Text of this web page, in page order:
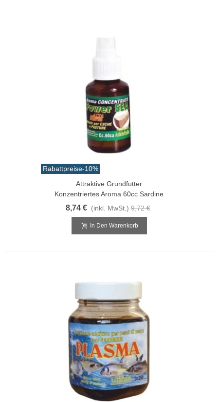
Rabattpreise-10%
Attraktive Grundfutter
Konzentriertes Aroma 60cc Sardine
8,74 € (inkl. MwSt.) 9,72 €
In Den Warenkorb